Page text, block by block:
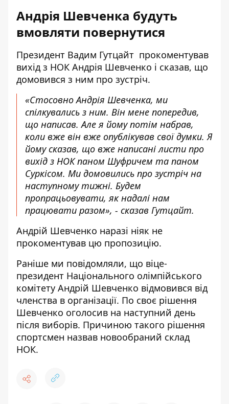
Андрія Шевченка будуть
вмовляти повернутися
Президент Вадим Гутцайт прокоментував
вихід з НОК Андрія Шевченко і сказав, що
домовився з ним про зустріч.
«Стосовно Андрія Шевченка, ми
спілкувались з ним. Він мене попередив,
що написав. Але я йому потім набрав,
коли вже він вже опублікував свої думки. Я
йому сказав, що вже написані листи про
вихід з НОК паном Шуфричем та паном
Суркісом. Ми домовились про зустріч на
наступному тижні. Будем
пропрацьовувати, як надалі нам
працювати разом», - сказав Гутцайт.
Андрій Шевченко наразі ніяк не
прокоментував цю пропозицію.
Раніше ми повідомляли, що віце-
президент Національного олімпійського
комітету Андрій Шевченко відмовився від
членства в організації. По своє рішення
Шевченко оголосив на наступний день
після виборів. Причиною такого рішення
спортсмен назвав новообраний склад
НОК.